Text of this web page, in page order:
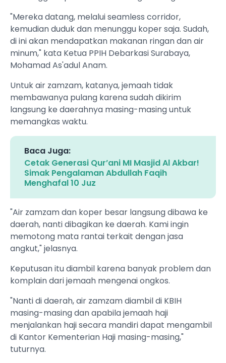
"Mereka datang, melalui seamless corridor,
kemudian duduk dan menunggu koper saja. Sudah,
di ini akan mendapatkan makanan ringan dan air
minum," kata Ketua PPIH Debarkasi Surabaya,
Mohamad As'adul Anam.
Untuk air zamzam, katanya, jemaah tidak
membawanya pulang karena sudah dikirim
langsung ke daerahnya masing-masing untuk
memangkas waktu.
Baca Juga:
Cetak Generasi Qur’ani MI Masjid Al Akbar!
Simak Pengalaman Abdullah Faqih
Menghafal 10 Juz
"Air zamzam dan koper besar langsung dibawa ke
daerah, nanti dibagikan ke daerah. Kami ingin
memotong mata rantai terkait dengan jasa
angkut," jelasnya.
Keputusan itu diambil karena banyak problem dan
komplain dari jemaah mengenai ongkos.
"Nanti di daerah, air zamzam diambil di KBIH
masing-masing dan apabila jemaah haji
menjalankan haji secara mandiri dapat mengambil
di Kantor Kementerian Haji masing-masing,"
tuturnya.